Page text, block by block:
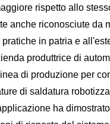
rispetto allo
anche riconosciute da
in patria e
produttrice di
di produzione per
di saldatura
ha